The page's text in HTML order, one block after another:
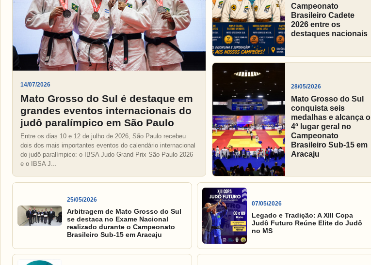
14/07/2026
Mato Grosso do Sul é destaque em
grandes eventos internacionais do
judô paralímpico em São Paulo
Entre os dias 10 e 12 de julho de 2026, São Paulo recebeu
dois dos mais importantes eventos do calendário internacional
do judô paralímpico: o IBSA Judo Grand Prix São Paulo 2026
e o IBSA J...
Campeonato
Brasileiro Cadete
2026 entre os
destaques nacionais
28/05/2026
Mato Grosso do Sul
conquista seis
medalhas e alcança o
4º lugar geral no
Campeonato
Brasileiro Sub-15 em
Aracaju
25/05/2026
Arbitragem de Mato Grosso do Sul
se destaca no Exame Nacional
realizado durante o Campeonato
Brasileiro Sub-15 em Aracaju
07/05/2026
Legado e Tradição: A XIII Copa
Judô Futuro Reúne Elite do Judô
no MS